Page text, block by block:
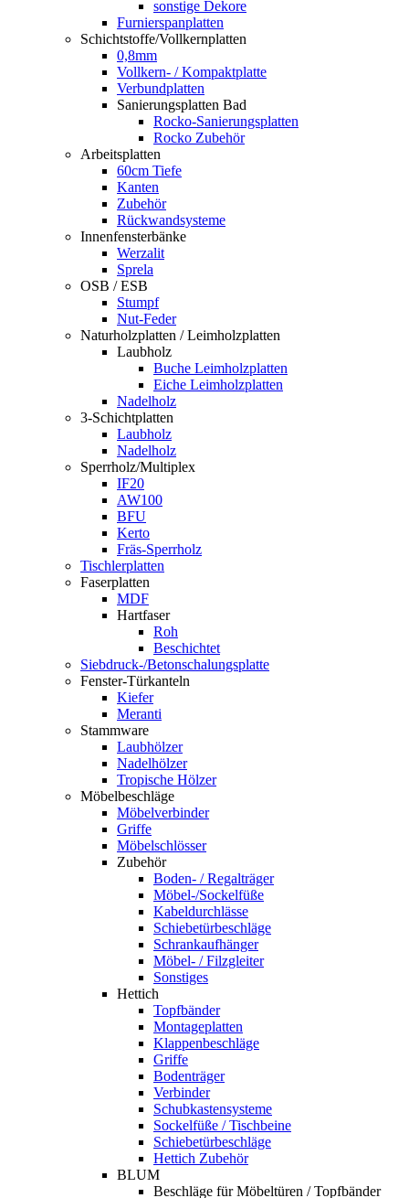
sonstige Dekore
Furnierspanplatten
Schichtstoffe/Vollkernplatten
0,8mm
Vollkern- / Kompaktplatte
Verbundplatten
Sanierungsplatten Bad
Rocko-Sanierungsplatten
Rocko Zubehör
Arbeitsplatten
60cm Tiefe
Kanten
Zubehör
Rückwandsysteme
Innenfensterbänke
Werzalit
Sprela
OSB / ESB
Stumpf
Nut-Feder
Naturholzplatten / Leimholzplatten
Laubholz
Buche Leimholzplatten
Eiche Leimholzplatten
Nadelholz
3-Schichtplatten
Laubholz
Nadelholz
Sperrholz/Multiplex
IF20
AW100
BFU
Kerto
Fräs-Sperrholz
Tischlerplatten
Faserplatten
MDF
Hartfaser
Roh
Beschichtet
Siebdruck-/Betonschalungsplatte
Fenster-Türkanteln
Kiefer
Meranti
Stammware
Laubhölzer
Nadelhölzer
Tropische Hölzer
Möbelbeschläge
Möbelverbinder
Griffe
Möbelschlösser
Zubehör
Boden- / Regalträger
Möbel-/Sockelfüße
Kabeldurchlässe
Schiebetürbeschläge
Schrankaufhänger
Möbel- / Filzgleiter
Sonstiges
Hettich
Topfbänder
Montageplatten
Klappenbeschläge
Griffe
Bodenträger
Verbinder
Schubkastensysteme
Sockelfüße / Tischbeine
Schiebetürbeschläge
Hettich Zubehör
BLUM
Beschläge für Möbeltüren / Topfbänder